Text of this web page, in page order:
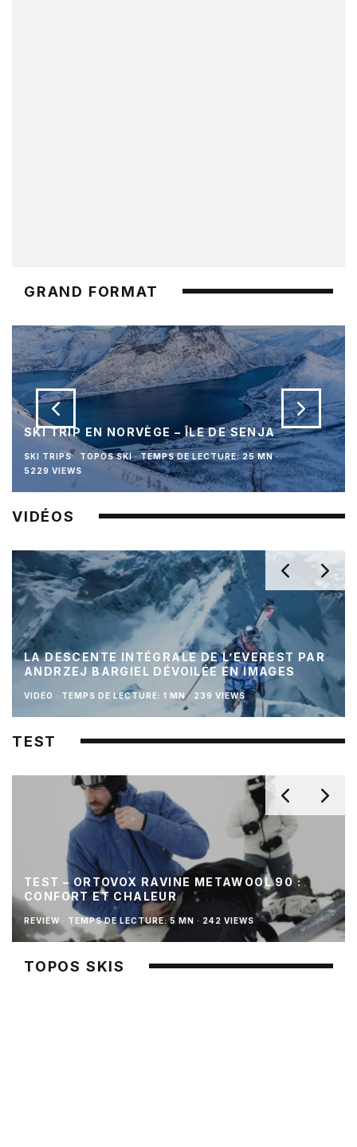
GRAND FORMAT
SKI TRIP EN NORVÈGE – ÎLE DE SENJA
SKI TRIPS TOPOS SKI · TEMPS DE LECTURE: 25 MN ·
5229 VIEWS
VIDÉOS
LA DESCENTE INTÉGRALE DE L’EVEREST PAR
ANDRZEJ BARGIEL DÉVOILÉE EN IMAGES
VIDÉO · TEMPS DE LECTURE: 1 MN · 239 VIEWS
TEST
TEST – ORTOVOX RAVINE METAWOOL 90 :
CONFORT ET CHALEUR
REVIEW · TEMPS DE LECTURE: 5 MN · 242 VIEWS
TOPOS SKIS